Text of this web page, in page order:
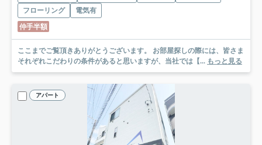
フローリング
電気有
仲手半額
ここまでご覧頂きありがとうございます。 お部屋探しの際には、皆さま
それぞれこだわりの条件があると思いますが、当社では【... もっと見る
アパート